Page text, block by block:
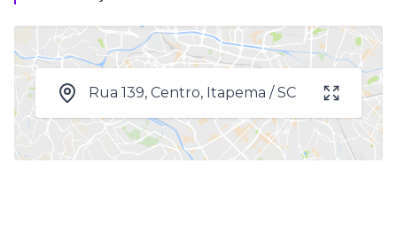
Rua 139, Centro, Itapema / SC